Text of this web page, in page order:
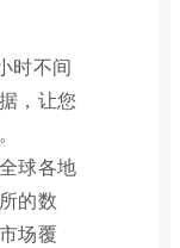
时不间
，让您
球各地
的数
场覆